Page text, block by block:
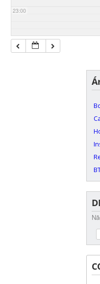
23:00